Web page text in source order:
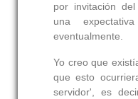
por invitación
una
eventualmente.
Yo creo que
que esto
servidor', es